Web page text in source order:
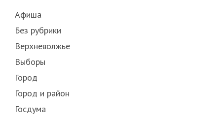
Афиша
Без рубрики
Верхневолжье
Выборы
Город
Город и район
Госдума